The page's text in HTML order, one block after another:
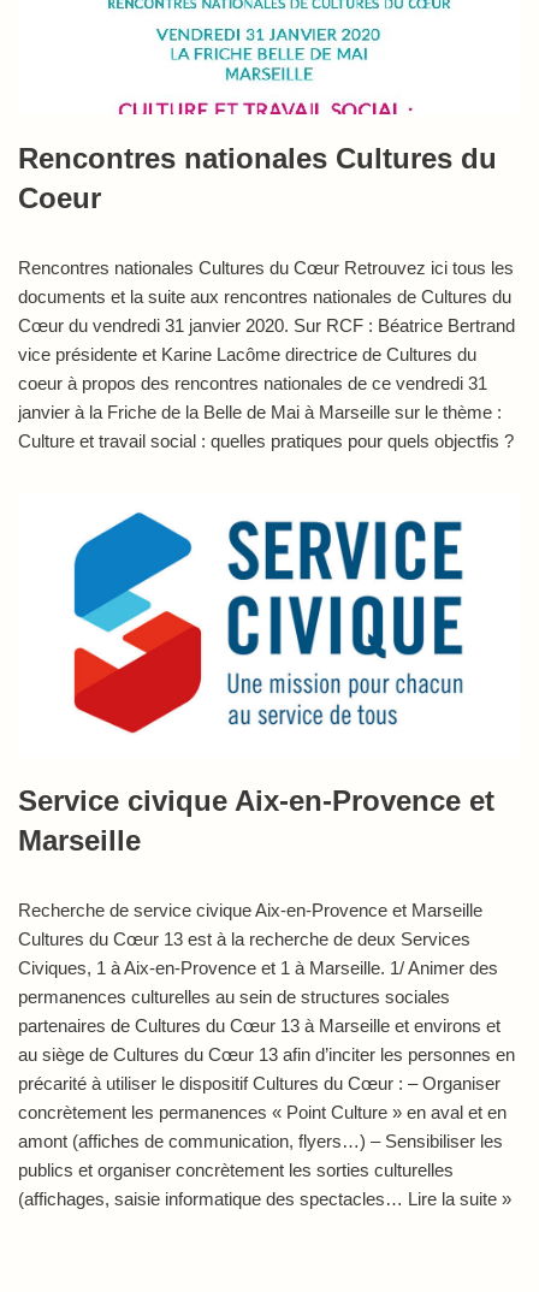
Rencontres nationales Cultures du
Coeur​
Rencontres nationales Cultures du Cœur Retrouvez ici tous les
documents et la suite aux rencontres nationales de Cultures du
Cœur du vendredi 31 janvier 2020. Sur RCF : Béatrice Bertrand
vice présidente et Karine Lacôme directrice de Cultures du
coeur à propos des rencontres nationales de ce vendredi 31
janvier à la Friche de la Belle de Mai à Marseille sur le thème :
Culture et travail social : quelles pratiques pour quels objectfis ?
Service civique Aix-en-Provence et
Marseille
Recherche de service civique Aix-en-Provence et Marseille
Cultures du Cœur 13 est à la recherche de deux Services
Civiques, 1 à Aix-en-Provence et 1 à Marseille. 1/ Animer des
permanences culturelles au sein de structures sociales
partenaires de Cultures du Cœur 13 à Marseille et environs et
au siège de Cultures du Cœur 13 afin d’inciter les personnes en
précarité à utiliser le dispositif Cultures du Cœur : – Organiser
concrètement les permanences « Point Culture » en aval et en
amont (affiches de communication, flyers…) – Sensibiliser les
publics et organiser concrètement les sorties culturelles
(affichages, saisie informatique des spectacles… Lire la suite »